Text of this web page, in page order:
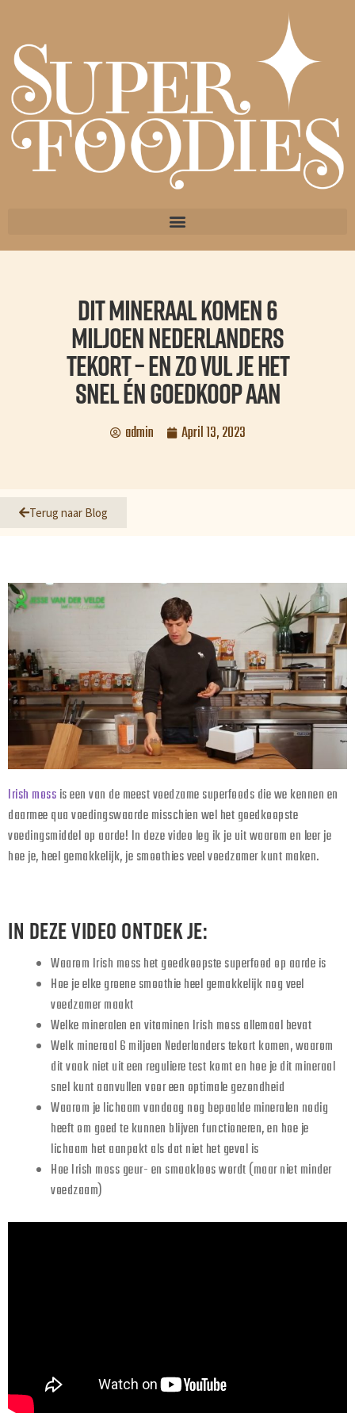
DIT mineraal komen 6
miljoen Nederlanders
tekort – en zo vul je het
snel én goedkoop aan
admin April 13, 2023
Terug naar Blog
Irish mossis een van de meest voedzame superfoods die we kennen en
daarmee qua voedingswaarde misschien wel het goedkoopste
voedingsmiddel op aarde! In deze video leg ik je uit waarom en leer je
hoe je, heel gemakkelijk, je smoothies veel voedzamer kunt maken.
IN DEZE VIDEO ONTDEK JE:
Waarom Irish moss het goedkoopste superfood op aarde is
Hoe je elke groene smoothie heel gemakkelijk nog veel
voedzamer maakt
Welke mineralen en vitaminen Irish moss allemaal bevat
Welk mineraal 6 miljoen Nederlanders tekort komen, waarom
dit vaak niet uit een reguliere test komt en hoe je dit mineraal
snel kunt aanvullen voor een optimale gezondheid
Waarom je lichaam vandaag nog bepaalde mineralen nodig
heeft om goed te kunnen blijven functioneren, en hoe je
lichaam het aanpakt als dat niet het geval is
Hoe Irish moss geur- en smaakloos wordt (maar niet minder
voedzaam)